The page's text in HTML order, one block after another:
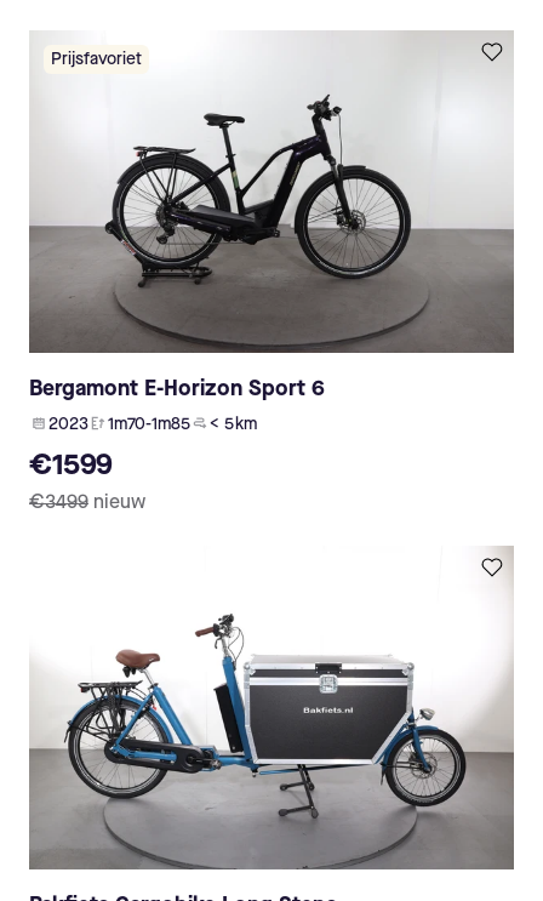
Prijsfavoriet
Bergamont E-Horizon Sport 6
2023 1m70-1m85 < 5 km
€1599
€3499 nieuw